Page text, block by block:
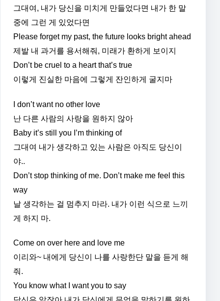
그대여, 내가 당신을 미치게 만들었다면 내가 한 말
중에 그런 게 있었다면
Please forget my past, the future looks bright ahead
제발 내 과거를 용서해줘, 미래가 환하게 보이지
Don’t be cruel to a heart that’s true
이렇게 진실한 마음에 그렇게 잔인하게 굴지마
I don’t want no other love
난 다른 사람의 사랑을 원하지 않아
Baby it’s still you I’m thinking of
그대여 내가 생각하고 있는 사람은 아직도 당신이
야..
Don’t stop thinking of me. Don’t make me feel this
way
날 생각하는 걸 멈추지 마라. 내가 이런 식으로 느끼
게 하지 마.
Come on over here and love me
이리와~ 내에게 당신이 나를 사랑한단 말을 듣게 해
줘.
You know what I want you to say